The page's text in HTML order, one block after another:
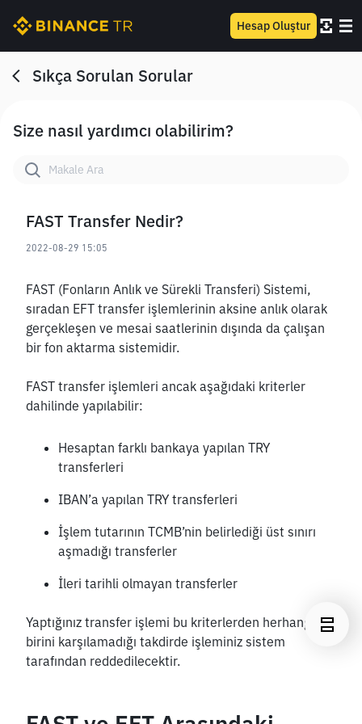
Hesap Oluştur
Sıkça Sorulan Sorular
Size nasıl yardımcı olabilirim?
FAST Transfer Nedir?
2022-08-29 15:05
FAST (Fonların Anlık ve Sürekli Transferi) Sistemi,
sıradan EFT transfer işlemlerinin aksine anlık olarak
gerçekleşen ve mesai saatlerinin dışında da çalışan
bir fon aktarma sistemidir.
FAST transfer işlemleri ancak aşağıdaki kriterler
dahilinde yapılabilir:
Hesaptan farklı bankaya yapılan TRY
transferleri
IBAN’a yapılan TRY transferleri
İşlem tutarının TCMB’nin belirlediği üst sınırı
aşmadığı transferler
İleri tarihli olmayan transferler
Yaptığınız transfer işlemi bu kriterlerden herhangi
birini karşılamadığı takdirde işleminiz sistem
tarafından reddedilecektir.